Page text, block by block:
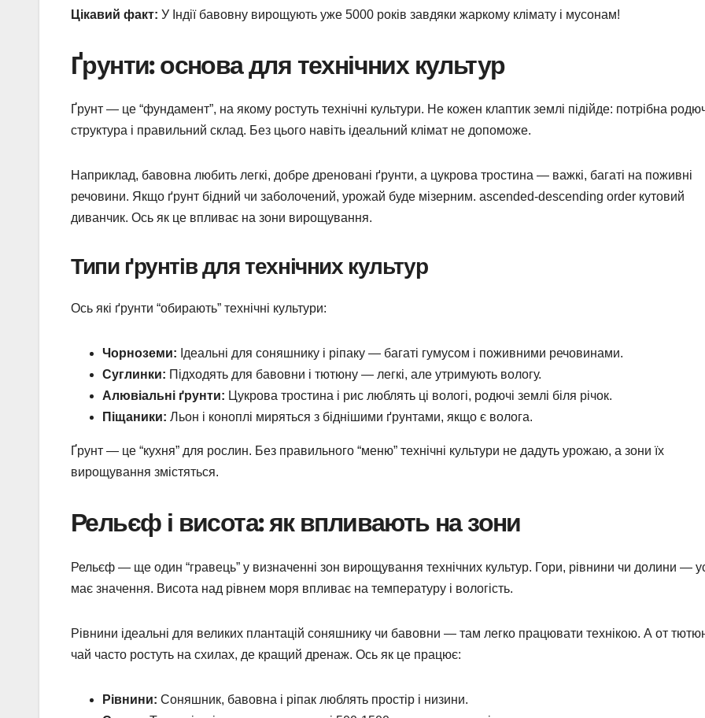
Цікавий факт: У Індії бавовну вирощують уже 5000 років завдяки жаркому клімату і мусонам!
Ґрунти: основа для технічних культур
Ґрунт — це “фундамент”, на якому ростуть технічні культури. Не кожен клаптик землі підійде: потрібна
структура і правильний склад. Без цього навіть ідеальний клімат не допоможе.
Наприклад, бавовна любить легкі, добре дреновані ґрунти, а цукрова тростина — важкі, багаті на поживні
речовини. Якщо ґрунт бідний чи заболочений, урожай буде мізерним. ascended-descending order кутовий
диванчик. Ось як це впливає на зони вирощування.
Типи ґрунтів для технічних культур
Ось які ґрунти “обирають” технічні культури:
Чорноземи: Ідеальні для соняшнику і ріпаку — багаті гумусом і поживними речовинами.
Суглинки: Підходять для бавовни і тютюну — легкі, але утримують вологу.
Алювіальні ґрунти: Цукрова тростина і рис люблять ці вологі, родючі землі біля річок.
Піщаники: Льон і коноплі миряться з біднішими ґрунтами, якщо є волога.
Ґрунт — це “кухня” для рослин. Без правильного “меню” технічні культури не дадуть урожаю, а зони їх
вирощування змістяться.
Рельєф і висота: як впливають на зони
Рельєф — ще один “гравець” у визначенні зон вирощування технічних культур. Гори, рівнини чи долини —
має значення. Висота над рівнем моря впливає на температуру і вологість.
Рівнини ідеальні для великих плантацій соняшнику чи бавовни — там легко працювати технікою. А от
чай часто ростуть на схилах, де кращий дренаж. Ось як це працює:
Рівнини: Соняшник, бавовна і ріпак люблять простір і низини.